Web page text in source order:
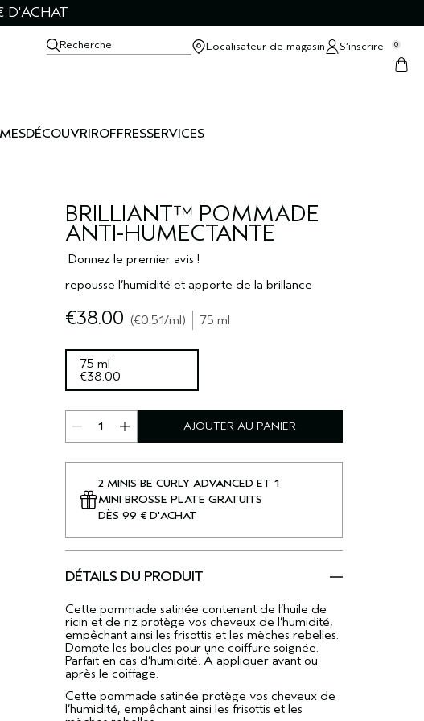
D'ACHAT
Recherche Localisateur de magasin S’inscrire 0
DÉCOUVRIROFFRESSERVICES
BRILLIANT™ POMMADE
ANTI-HUMECTANTE
Donnez le premier avis !
repousse l’humidité et apporte de la brillance
€38.00 €0.51/ml 75 ml
75 ml
€38.00
AJOUTER AU PANIER
2 MINIS BE CURLY ADVANCED ET 1
MINI BROSSE PLATE GRATUITS
DÈS 99 € D'ACHAT
DÉTAILS DU PRODUIT
Cette pommade satinée contenant de l’huile de
ricin et de riz protège vos cheveux de l’humidité,
empêchant ainsi les frisottis et les mèches rebelles.
Dompte les boucles pour une coiffure soignée.
Parfait en cas d’humidité. À appliquer avant ou
après le coiffage.
Cette pommade satinée protège vos cheveux de
l’humidité, empêchant ainsi les frisottis et les